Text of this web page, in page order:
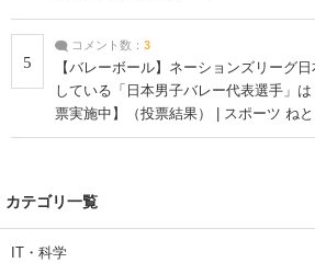
5
コメント数： 3
【バレーボール】ネーションズリーグ
している「日本男子バレー代表選手」
票実施中】（投票結果） | スポーツ ね
カテゴリ一覧
IT・科学